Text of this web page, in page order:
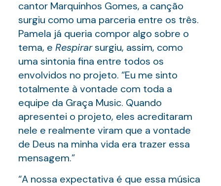
cantor Marquinhos Gomes, a canção
surgiu como uma parceria entre os três.
Pamela já queria compor algo sobre o
tema, e Respirarsurgiu, assim, como
uma sintonia fina entre todos os
envolvidos no projeto. “Eu me sinto
totalmente à vontade com toda a
equipe da Graça Music. Quando
apresentei o projeto, eles acreditaram
nele e realmente viram que a vontade
de Deus na minha vida era trazer essa
mensagem.”
“A nossa expectativa é que essa música